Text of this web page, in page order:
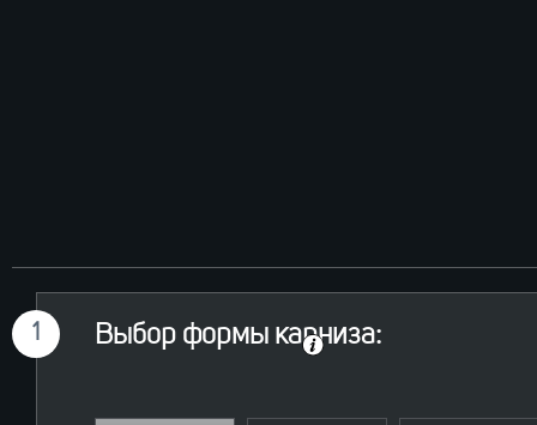
1 Выбор формы карниза: